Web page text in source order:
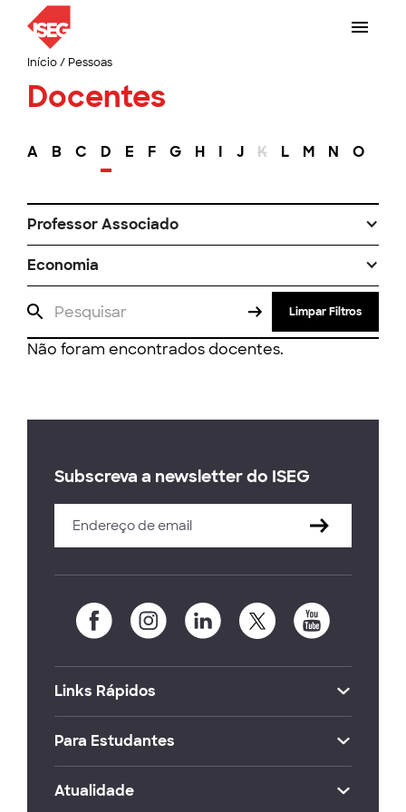
Início/ Pessoas
Docentes
A B C D E F G H I J K L M N O
Professor Associado
Economia
Limpar Filtros
Não foram encontrados docentes.
Subscreva a newsletter do ISEG
Links Rápidos
Para Estudantes
Atualidade